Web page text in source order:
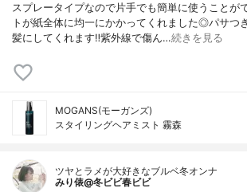
スプレータイプなので片手でも簡単に使うことが
トが紙全体に均一にかかってくれました◎パサつ
髪にしてくれます‼︎紫外線で傷ん…続きを見る
MOGANS(モーガンズ)
スタイリングヘアミスト 霧森
ツヤとラメが大好きなブルベ冬オンナ
みり俵@冬ビビ春ビビ